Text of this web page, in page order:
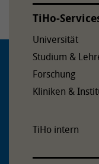
TiHo-
Universität
Studium &
Forschung
Kliniken &
TiHo intern